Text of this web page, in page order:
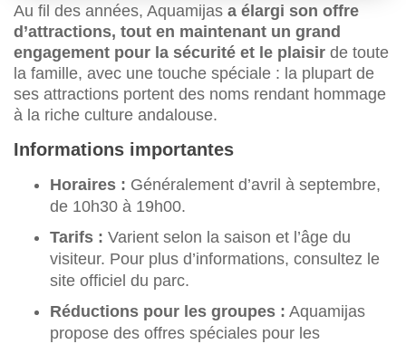
Au fil des années, Aquamijas a élargi son offre
d’attractions, tout en maintenant un grand
engagement pour la sécurité et le plaisir de toute
la famille, avec une touche spéciale : la plupart de
ses attractions portent des noms rendant hommage
à la riche culture andalouse.
Informations importantes
Horaires : Généralement d’avril à septembre,
de 10h30 à 19h00.
Tarifs : Varient selon la saison et l’âge du
visiteur. Pour plus d’informations, consultez le
site officiel du parc.
Réductions pour les groupes : Aquamijas
propose des offres spéciales pour les